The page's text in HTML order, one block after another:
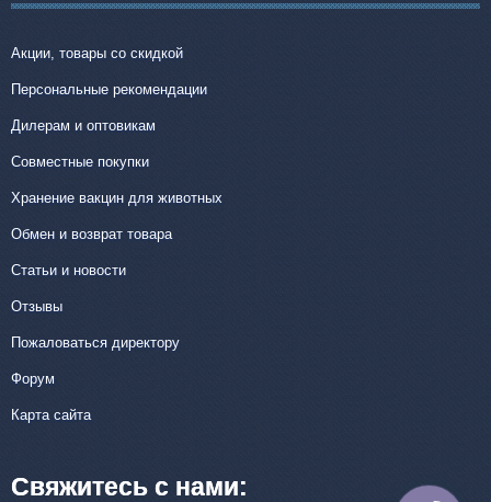
Акции, товары со скидкой
Персональные рекомендации
Дилерам и оптовикам
Совместные покупки
Хранение вакцин для животных
Обмен и возврат товара
Статьи и новости
Отзывы
Пожаловаться директору
Форум
Карта сайта
Свяжитесь с нами: